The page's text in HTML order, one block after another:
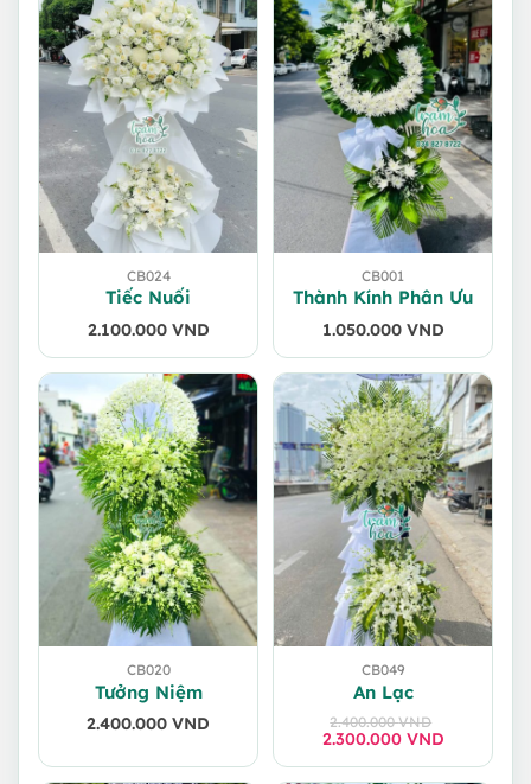
CB024
Tiếc Nuối
2.100.000 VND
CB001
Thành Kính Phân Ưu
1.050.000 VND
CB020
Tưởng Niệm
2.400.000 VND
CB049
An Lạc
2.400.000VND
Giá
2.300.000 VND
Giá